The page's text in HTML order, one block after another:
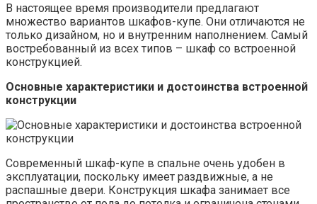
В настоящее время производители предлагают
множество вариантов шкафов-купе. Они отличаются не
только дизайном, но и внутренним наполнением. Самый
востребованный из всех типов – шкаф со встроенной
конструкцией.
Основные характеристики и достоинства встроенной
конструкции
Современный шкаф-купе в спальне очень удобен в
эксплуатации, поскольку имеет раздвижные, а не
распашные двери. Конструкция шкафа занимает все